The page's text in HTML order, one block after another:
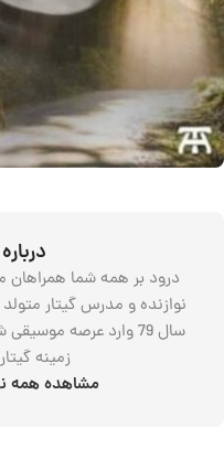
درود بر همه شما
سال 79 وارد عرصه
زمینه
مشاهده همه